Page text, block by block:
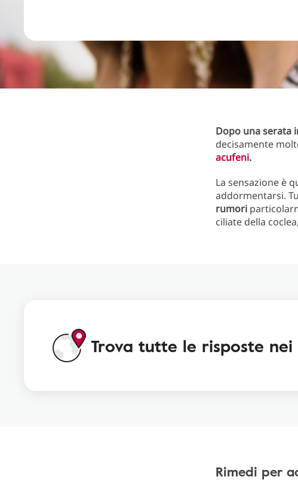
Dopo una serata
decisamente
acufeni.
La sensazione è
addormentarsi.
rumori
ciliate della
Trova tutte le risposte
Rimedi per